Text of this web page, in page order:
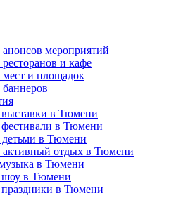
мероприятий
и кафе
и площадок
в Тюмени
в Тюмени
детьми в Тюмени
активный отдых в Тюмени
в Тюмени
шоу в Тюмени
в Тюмени